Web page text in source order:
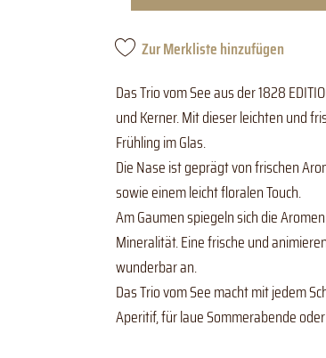
Zur Merkliste hinzufügen
Das Trio vom See aus der 1828
und Kerner. Mit dieser leichten und
Frühling im Glas.
Die Nase ist geprägt von frischen
sowie einem leicht floralen Touch.
Am Gaumen spiegeln sich die
Mineralität. Eine frische und
wunderbar an.
Das Trio vom See macht mit jedem
Aperitif, für laue Sommerabende